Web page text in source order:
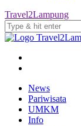
Travel2Lampung
News
Pariwisata
UMKM
Info